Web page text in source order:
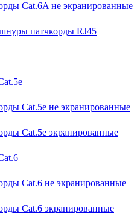
Cat.6A не экранированные
патчкорды RJ45
Cat.5e не экранированные
Cat.5e экранированные
Cat.6 не экранированные
Cat.6 экранированные